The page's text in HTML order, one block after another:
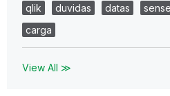
qlik
duvidas datas sense
carga
View All ≫